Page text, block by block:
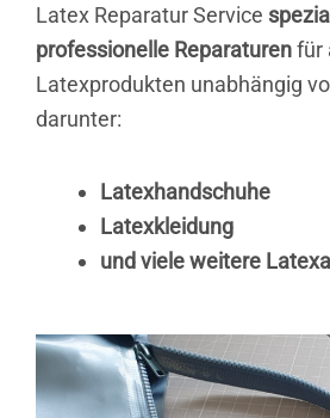
Latex Reparatur Service
professionelle Reparaturenfür
Latexprodukten unabhängig
darunter:
Latexhandschuhe
Latexkleidung
und viele weitere